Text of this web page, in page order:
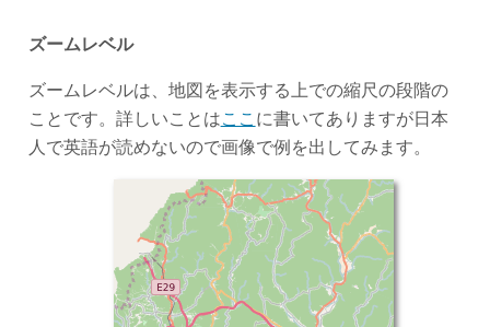
ズームレベル
ズームレベルは、地図を表示する上での縮尺の段階の
ことです。詳しいことはここ に書いてありますが日本
人で英語が読めないので画像で例を出してみます。